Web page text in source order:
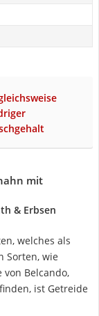
mit
& Erbsen
welches als
Sorten, wie
Belcando,
ist Getreide